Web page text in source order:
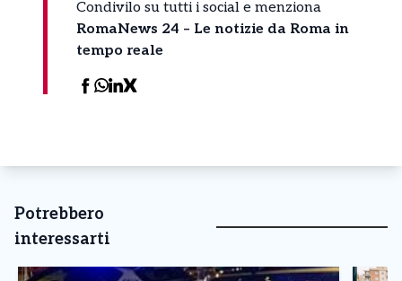
Condivilo su tutti i social e menziona
RomaNews 24 – Le notizie da Roma in
tempo reale
Potrebbero
interessarti